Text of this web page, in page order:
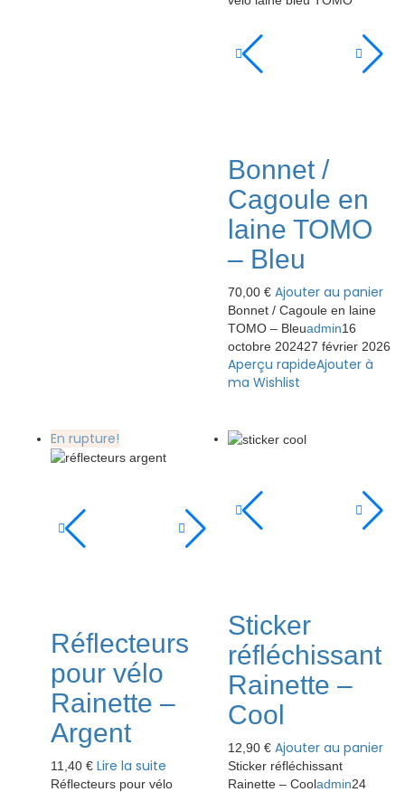
Bonnet /
Cagoule en
laine TOMO
– Bleu
70,00 € Ajouter au panier
Bonnet / Cagoule en laine
TOMO – Bleuadmin16
octobre 202427 février 2026
Aperçu rapideAjouter à
ma Wishlist
En rupture!
Réflecteurs
pour vélo
Rainette –
Argent
11,40 € Lire la suite
Réflecteurs pour vélo
Sticker
réfléchissant
Rainette –
Cool
12,90 € Ajouter au panier
Sticker réfléchissant
Rainette – Cooladmin24